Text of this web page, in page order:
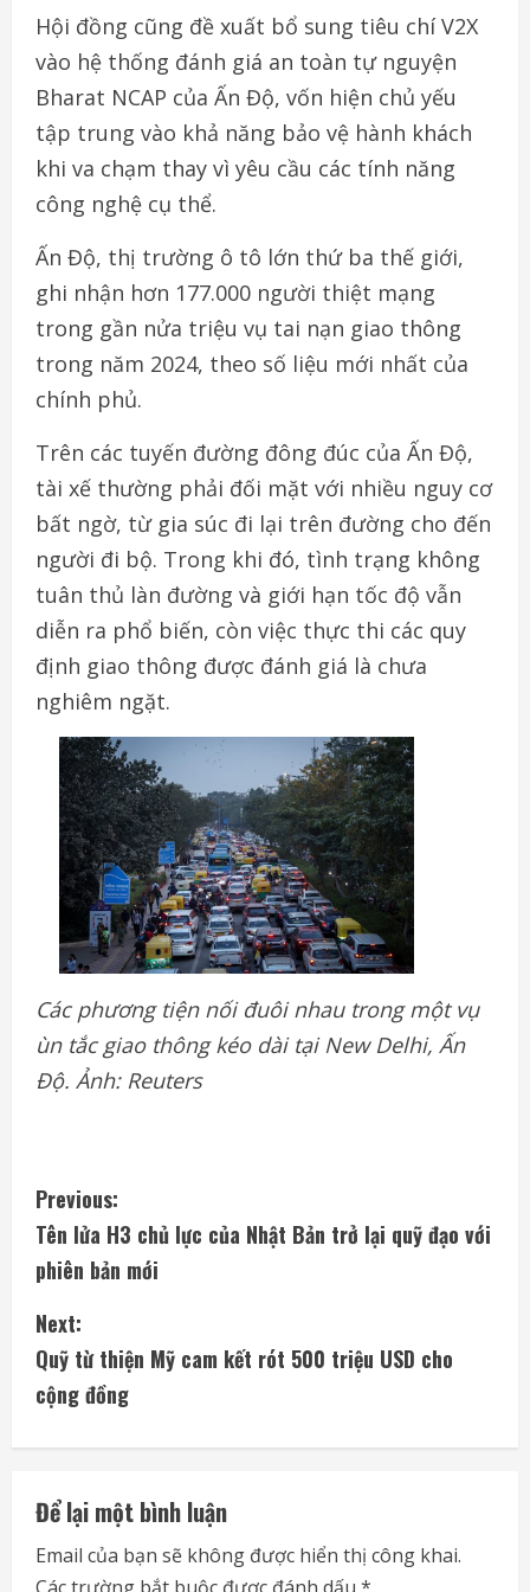
Hội đồng cũng đề xuất bổ sung tiêu chí V2X
vào hệ thống đánh giá an toàn tự nguyện
Bharat NCAP của Ấn Độ, vốn hiện chủ yếu
tập trung vào khả năng bảo vệ hành khách
khi va chạm thay vì yêu cầu các tính năng
công nghệ cụ thể.
Ấn Độ, thị trường ô tô lớn thứ ba thế giới,
ghi nhận hơn 177.000 người thiệt mạng
trong gần nửa triệu vụ tai nạn giao thông
trong năm 2024, theo số liệu mới nhất của
chính phủ.
Trên các tuyến đường đông đúc của Ấn Độ,
tài xế thường phải đối mặt với nhiều nguy cơ
bất ngờ, từ gia súc đi lại trên đường cho đến
người đi bộ. Trong khi đó, tình trạng không
tuân thủ làn đường và giới hạn tốc độ vẫn
diễn ra phổ biến, còn việc thực thi các quy
định giao thông được đánh giá là chưa
nghiêm ngặt.
Các phương tiện nối đuôi nhau trong một vụ
ùn tắc giao thông kéo dài tại New Delhi, Ấn
Độ. Ảnh: Reuters
C
o
n
t
i
n
u
e
Previous:
Tên lửa H3 chủ lực của Nhật Bản trở lại quỹ đạo với
phiên bản mới
Next:
Quỹ từ thiện Mỹ cam kết rót 500 triệu USD cho
cộng đồng
Để lại một bình luận
Email của bạn sẽ không được hiển thị công khai.